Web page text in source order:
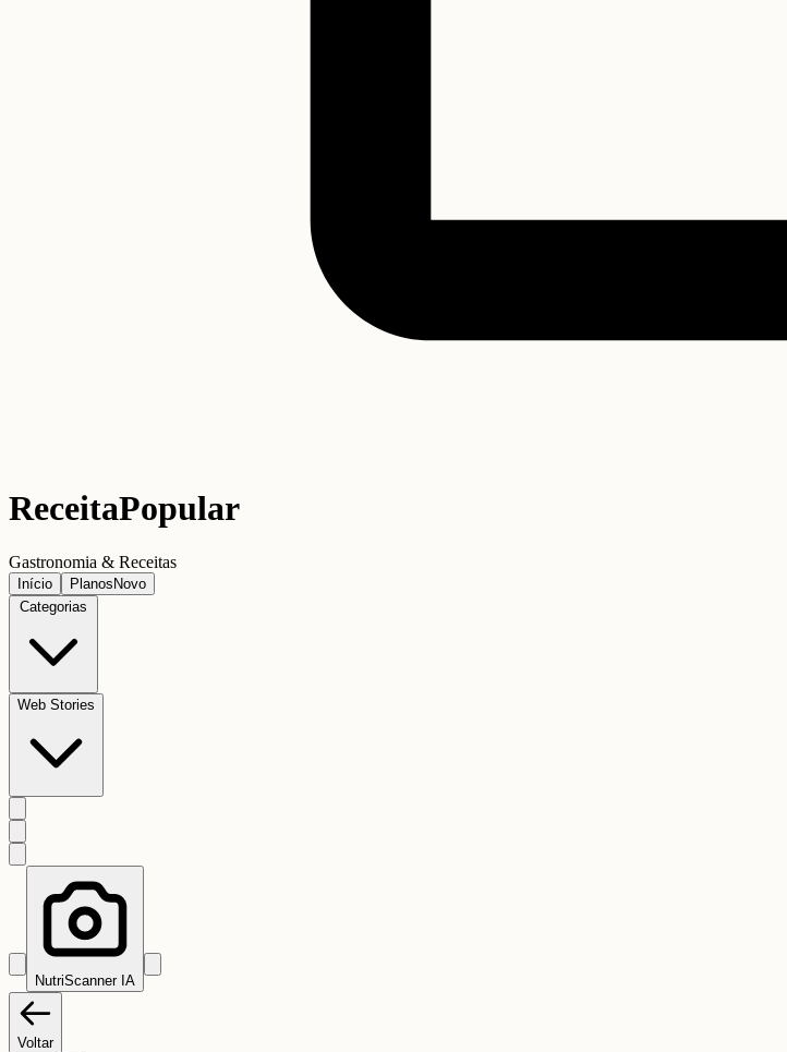
ReceitaPopular
Gastronomia & Receitas
Início Planos Novo
Categorias
Web Stories
NutriScanner IA
Voltar